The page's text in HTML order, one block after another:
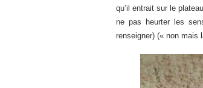
qu’il entrait sur le
ne pas heurter les
renseigner) (« non mais